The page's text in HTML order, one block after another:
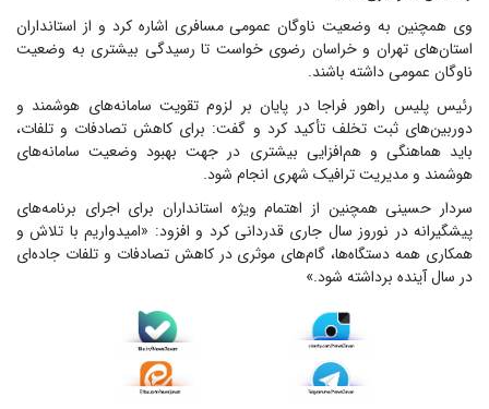
وی همچنین به وضعیت ناوگان عمومی مسافری اشاره کرد و از استانداران
استان‌های تهران و خراسان رضوی خواست تا رسیدگی بیشتری به وضعیت
ناوگان عمومی داشته باشند.
رئیس پلیس راهور فراجا در پایان بر لزوم تقویت سامانه‌های هوشمند و
دوربین‌های ثبت تخلف تأکید کرد و گفت: برای کاهش تصادفات و تلفات،
باید هماهنگی و هم‌افزایی بیشتری در جهت بهبود وضعیت سامانه‌های
هوشمند و مدیریت ترافیک شهری انجام شود.
سردار حسینی همچنین از اهتمام ویژه استانداران برای اجرای برنامه‌های
پیشگیرانه در نوروز سال جاری قدردانی کرد و افزود: «امیدواریم با تلاش و
همکاری همه دستگاه‌ها، گام‌های موثری در کاهش تصادفات و تلفات جاده‌ای
در سال آینده برداشته شود.»